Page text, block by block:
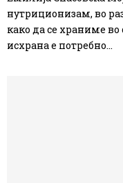
нутриционизам, во
како да се храниме во
исхрана е потребно...